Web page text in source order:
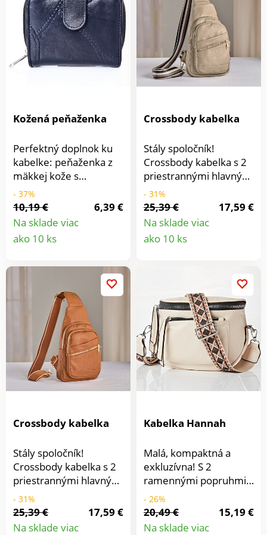
Kožená peňaženka
Perfektný doplnok ku
kabelke: peňaženka z
mäkkej kože s
mnohými vreckami na
zips a priehradkami,
priehradkou s
priehľadom a vreckom
na mince.Pravá koža.
- 37%
10,19 €
6,39 €
Na sklade viac
ako 10 ks
Crossbody kabelka
Stály spoločník!
Crossbody kabelka s 2
priestrannými hlavnými
priehradkami a 3
vonkajšími
priehradkami na zips.
Módny popruh cez
rameno zaisťuje
kabelky. Crossbody +
kabelka cez rameno.
Mäkké ako koža napa.
Odnímateľný
nastaviteľný ramenný
popruh. Inteligentne
rozdelené. V 3 farbách.
- 31%
25,39 €
17,59 €
Na sklade viac
ako 10 ks
Crossbody kabelka
Stály spoločník!
Crossbody kabelka s 2
priestrannými hlavnými
priehradkami a 3
vonkajšími
priehradkami na zips.
- 31%
25,39 €
17,59 €
Na sklade viac
Kabelka Hannah
Malá, kompaktná a
exkluzívna! S 2
ramennými popruhmi
na výber. Táto
elegantná taška cez
rameno nielen skvele
- 26%
20,49 €
15,19 €
Na sklade viac